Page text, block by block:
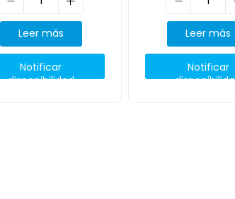
Leer más
Notificar
disponibilidad
Leer más
Notificar